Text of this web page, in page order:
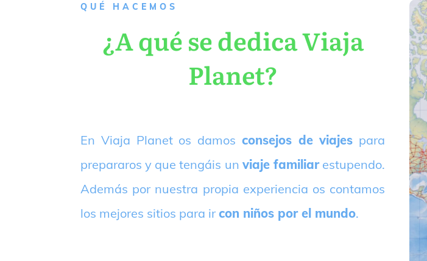
QUÉ HACEMOS
¿A qué se dedica Viaja
Planet?
En Viaja Planet os damos consejos de viajes para
prepararos y que tengáis un viaje familiarestupendo.
Además por nuestra propia experiencia os contamos
los mejores sitios para ir con niños por el mundo.